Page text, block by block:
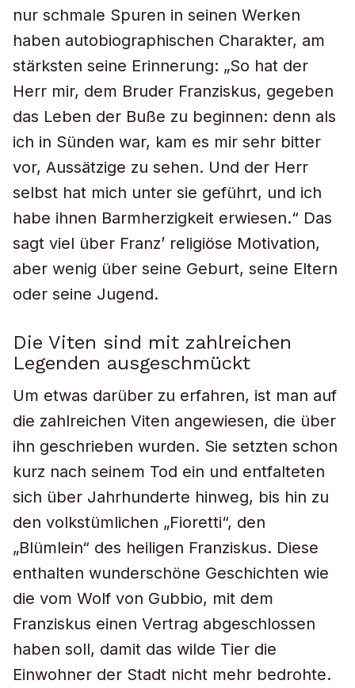
nur schmale Spuren in seinen Werken
haben autobiographischen Charakter, am
stärksten seine Erinnerung: „So hat der
Herr mir, dem Bruder Franziskus, gegeben
das Leben der Buße zu beginnen: denn als
ich in Sünden war, kam es mir sehr bitter
vor, Aussätzige zu sehen. Und der Herr
selbst hat mich unter sie geführt, und ich
habe ihnen Barmherzigkeit erwiesen.“ Das
sagt viel über Franz’ religiöse Motivation,
aber wenig über seine Geburt, seine Eltern
oder seine Jugend.
Die Viten sind mit zahlreichen
Legenden ausgeschmückt
Um etwas darüber zu erfahren, ist man auf
die zahlreichen Viten angewiesen, die über
ihn geschrieben wurden. Sie setzten schon
kurz nach seinem Tod ein und entfalteten
sich über Jahrhunderte hinweg, bis hin zu
den volkstümlichen „Fioretti“, den
„Blümlein“ des heiligen Franziskus. Diese
enthalten wunderschöne Geschichten wie
die vom Wolf von Gubbio, mit dem
Franziskus einen Vertrag abgeschlossen
haben soll, damit das wilde Tier die
Einwohner der Stadt nicht mehr bedrohte.